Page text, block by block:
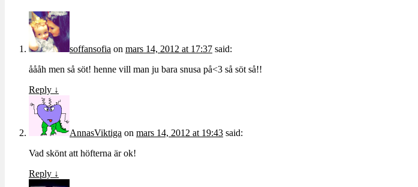
soffansofia on mars 14, 2012 at 17:37 said:
åååh men så söt! henne vill man ju bara snusa på<3 så söt så!!
Reply ↓
AnnasViktiga on mars 14, 2012 at 19:43 said:
Vad skönt att höfterna är ok!
Reply ↓